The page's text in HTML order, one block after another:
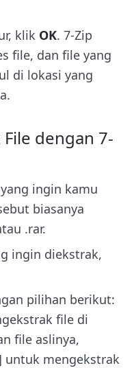
klik OK. 7-Zip
file, dan file yang
di lokasi yang
dengan 7-
ingin kamu
biasanya
.rar.
ingin diekstrak,
pilihan berikut:
file di
file aslinya,
untuk mengekstrak